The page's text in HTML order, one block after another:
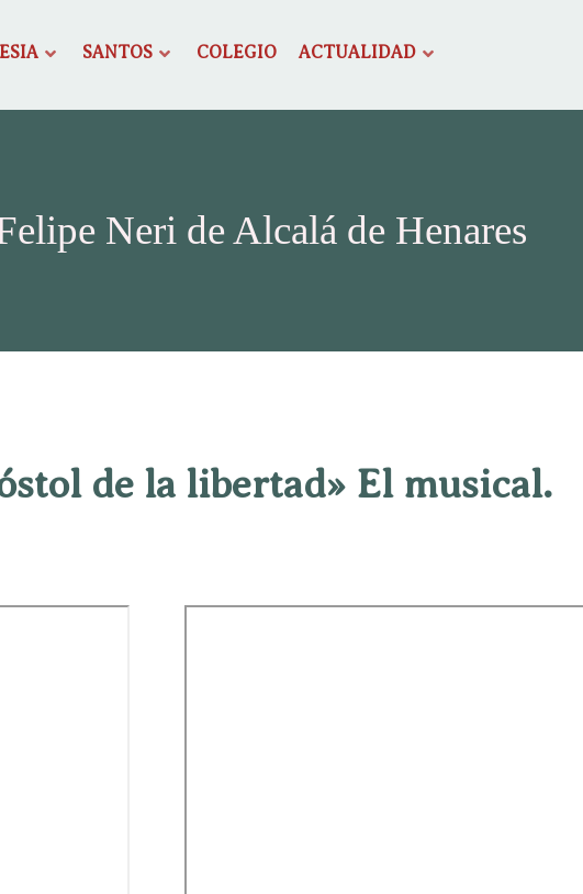
SANTOS COLEGIO ACTUALIDAD
Neri de Alcalá de Henares
de la libertad» El musical.